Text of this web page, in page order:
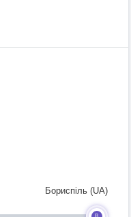
Бориспіль (UA)